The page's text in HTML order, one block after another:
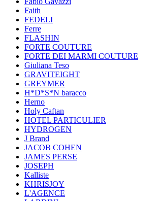
Faith
FEDELI
Ferre
FLASHIN
FORTE COUTURE
FORTE DEI MARMI COUTURE
Giuliana Teso
GRAVITEIGHT
GREYMER
H*D*S*N baracco
Herno
Holy Caftan
HOTEL PARTICULIER
HYDROGEN
J Brand
JACOB COHEN
JAMES PERSE
JOSEPH
Kalliste
KHRISJOY
L'AGENCE